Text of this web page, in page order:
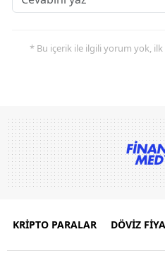
* Bu içerik ile ilgili yorum yok, ilk
KRİPTO PARALAR DÖVİZ